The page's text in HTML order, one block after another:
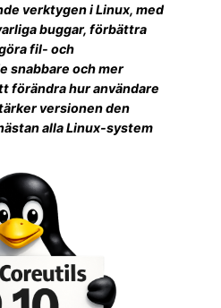
verktygen i Linux, med
buggar, förbättra
fil- och
snabbare och mer
förändra hur användare
versionen den
alla Linux-system